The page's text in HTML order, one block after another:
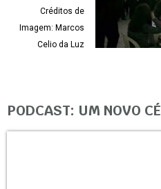
Créditos de
Imagem: Marcos
Celio da Luz
PODCAST: UM NOVO